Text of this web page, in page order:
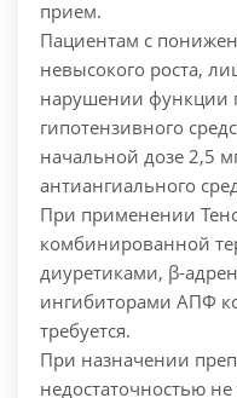
прием.
Пациентам с
невысокого роста,
нарушении функции
гипотензивного
начальной дозе 2,5
антиангиального
При применении
комбинированной
диуретиками, β-
ингибиторами АПФ
требуется.
При назначении
недостаточностью